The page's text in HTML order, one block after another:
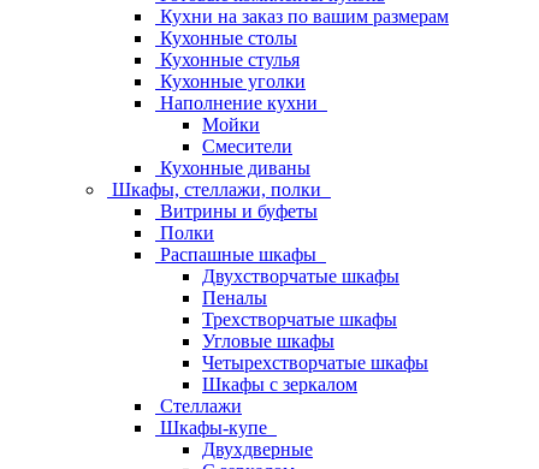
Кухни на заказ по вашим размерам
Кухонные столы
Кухонные стулья
Кухонные уголки
Наполнение кухни
Мойки
Смесители
Кухонные диваны
Шкафы, стеллажи, полки
Витрины и буфеты
Полки
Распашные шкафы
Двухстворчатые шкафы
Пеналы
Трехстворчатые шкафы
Угловые шкафы
Четырехстворчатые шкафы
Шкафы с зеркалом
Стеллажи
Шкафы-купе
Двухдверные